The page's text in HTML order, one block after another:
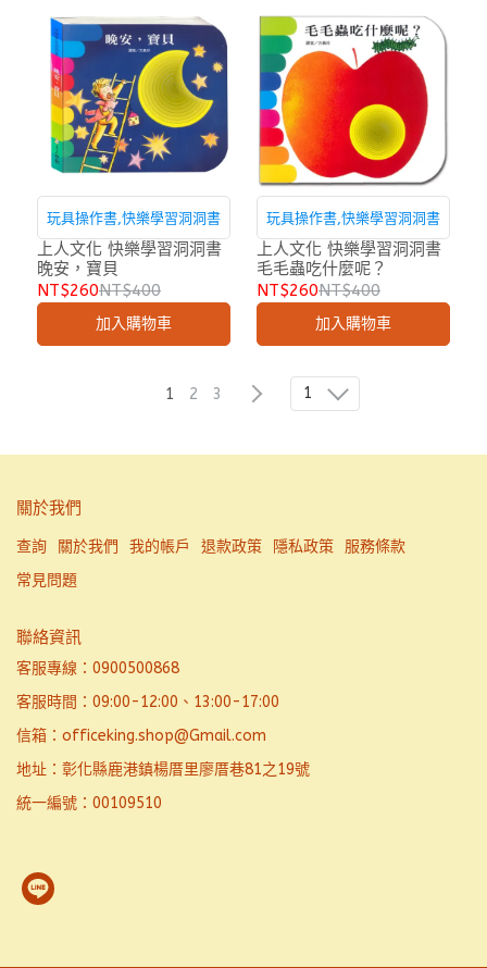
玩具操作書,快樂學習洞洞書
上人文化 快樂學習洞洞書
晚安，寶貝
NT$260NT$400
加入購物車
玩具操作書,快樂學習洞洞書
上人文化 快樂學習洞洞書
毛毛蟲吃什麼呢？
NT$260NT$400
加入購物車
1 2 3 1
關於我們
查詢 關於我們 我的帳戶 退款政策 隱私政策
服務條款
常見問題
聯絡資訊
客服專線：0900500868
客服時間：09:00-12:00、13:00-17:00
信箱：officeking.shop@Gmail.com
地址：彰化縣鹿港鎮楊厝里廖厝巷81之19號
統一編號：00109510